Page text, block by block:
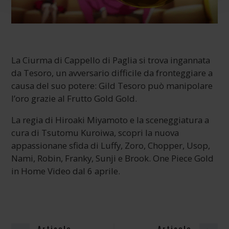
La Ciurma di Cappello di Paglia si trova ingannata
da Tesoro, un avversario difficile da fronteggiare a
causa del suo potere: Gild Tesoro può manipolare
l’oro grazie al Frutto Gold Gold.
La regia di Hiroaki Miyamoto e la sceneggiatura a
cura di Tsutomu Kuroiwa, scopri la nuova
appassionane sfida di Luffy, Zoro, Chopper, Usop,
Nami, Robin, Franky, Sunji e Brook. One Piece Gold
in Home Video dal 6 aprile.